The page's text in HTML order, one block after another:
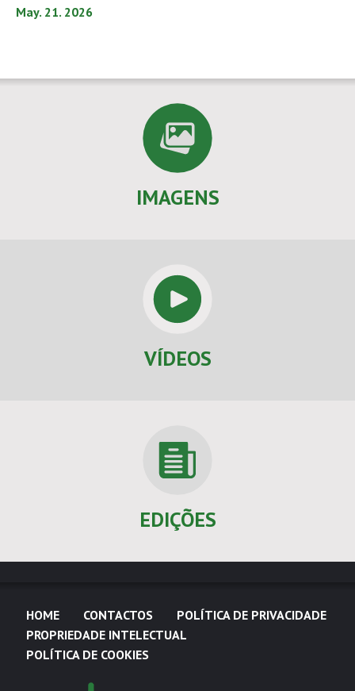
May. 21. 2026
IMAGENS
VÍDEOS
EDIÇÕES
HOME CONTACTOS
POLÍTICA DE PRIVACIDADE
PROPRIEDADE INTELECTUAL
POLÍTICA DE COOKIES